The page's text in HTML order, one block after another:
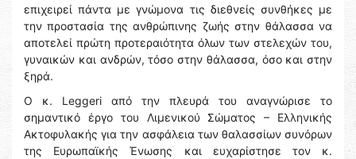
επιχειρεί πάντα με γνώμονα τις διεθνείς συνθήκες με
την προστασία της ανθρώπινης ζωής στην θάλασσα να
αποτελεί πρώτη προτεραιότητα όλων των στελεχών του,
γυναικών και ανδρών, τόσο στην θάλασσα, όσο και στην
ξηρά.
Ο κ. Leggeri από την πλευρά του αναγνώρισε το
σημαντικό έργο του Λιμενικού Σώματος – Ελληνικής
Ακτοφυλακής για την ασφάλεια των θαλασσίων συνόρων
της Ευρωπαϊκής Ένωσης και ευχαρίστησε τον κ.